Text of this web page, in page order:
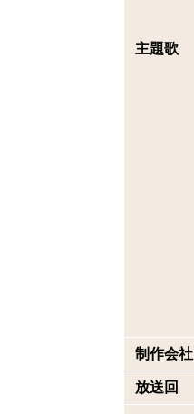
主題歌
制作会社
放送回